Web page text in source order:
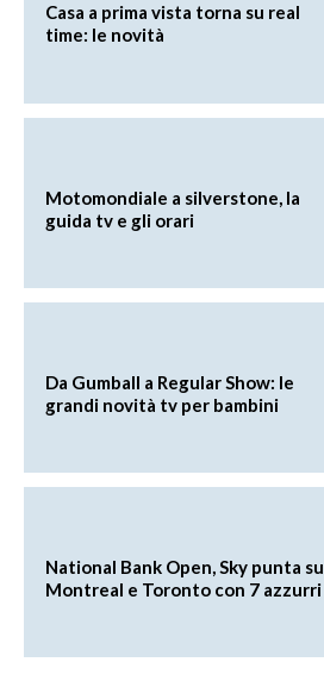
Casa a prima vista torna su real
time: le novità
Motomondiale a silverstone, la
guida tv e gli orari
Da Gumball a Regular Show: le
grandi novità tv per bambini
National Bank Open, Sky punta su
Montreal e Toronto con 7 azzurri